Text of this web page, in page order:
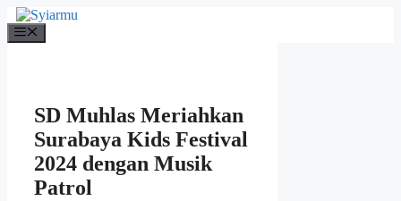
Langsung
ke
isi
SD Muhlas Meriahkan
Surabaya Kids Festival
2024 dengan Musik
Patrol